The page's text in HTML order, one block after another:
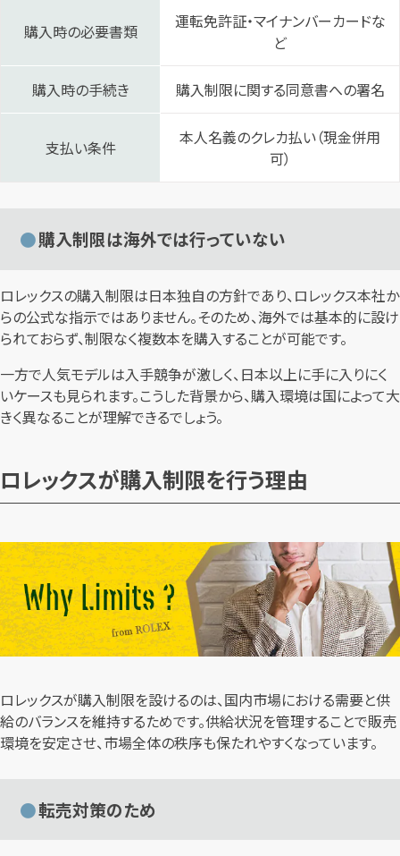
購入時の必要書類
運転免許証・マイナンバーカードな
ど
購入時の手続き 購入制限に関する同意書への署名
支払い条件
本人名義のクレカ払い（現金併用
可）
購入制限は海外では行っていない
ロレックスの購入制限は日本独自の方針であり、ロレックス本社か
らの公式な指示ではありません。そのため、海外では基本的に設け
られておらず、制限なく複数本を購入することが可能です。
一方で人気モデルは入手競争が激しく、日本以上に手に入りにく
いケースも見られます。こうした背景から、購入環境は国によって大
きく異なることが理解できるでしょう。
ロレックスが購入制限を行う理由
ロレックスが購入制限を設けるのは、国内市場における需要と供
給のバランスを維持するためです。供給状況を管理することで販売
環境を安定させ、市場全体の秩序も保たれやすくなっています。
転売対策のため